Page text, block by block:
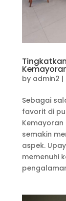
by admin2 |
Sebagai
favorit di
semakin
aspek.
memenuhi